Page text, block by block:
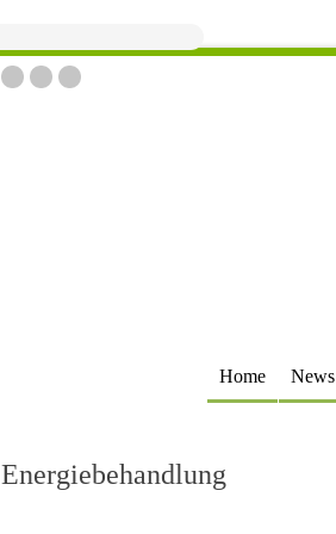
Home News
Energiebehandlung